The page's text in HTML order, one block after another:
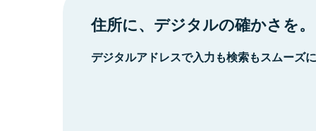
住所に、デジタルの確かさを。
デジタルアドレスで入力も検索もスムーズ